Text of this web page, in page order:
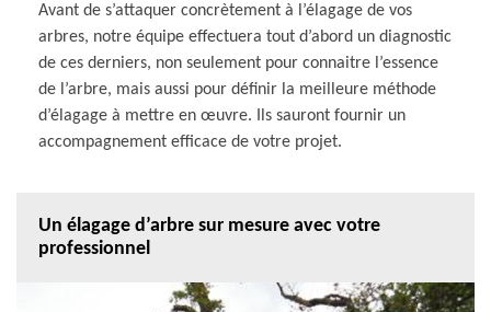
Avant de s’attaquer concrètement à l’élagage de vos
arbres, notre équipe effectuera tout d’abord un diagnostic
de ces derniers, non seulement pour connaitre l’essence
de l’arbre, mais aussi pour définir la meilleure méthode
d’élagage à mettre en œuvre. Ils sauront fournir un
accompagnement efficace de votre projet.
Un élagage d’arbre sur mesure avec votre
professionnel